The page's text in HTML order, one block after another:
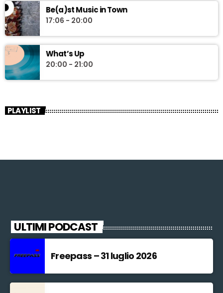
Be(a)st Music in Town
17:06 - 20:00
What’s Up
20:00 - 21:00
PLAYLIST
ULTIMI PODCAST
Freepass – 31 luglio 2026